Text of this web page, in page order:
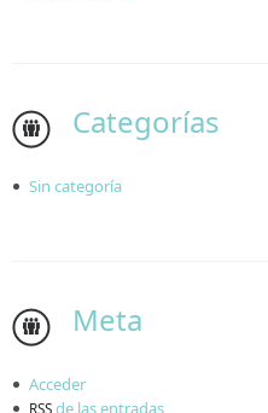
Categorías
Sin categoría
Meta
Acceder
RSSde las entradas